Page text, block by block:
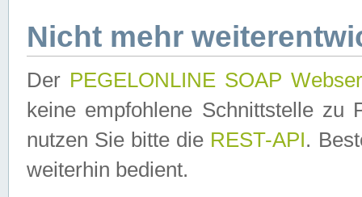
Nicht mehr
Der PEGELONLINE SOAP
keine empfohlene Schnittstelle zu
nutzen Sie bitte die REST-API.
weiterhin bedient.